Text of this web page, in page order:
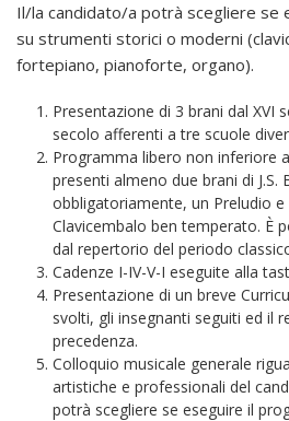
Il/la candidato/a potrà scegliere se
su strumenti storici o moderni
fortepiano, pianoforte, organo).
Presentazione di 3 brani dal XVI
secolo afferenti a tre scuole
Programma libero non inferiore
presenti almeno due brani di J.S.
obbligatoriamente, un Preludio
Clavicembalo ben temperato. È
dal repertorio del periodo
Cadenze I-IV-V-I eseguite alla
Presentazione di un breve
svolti, gli insegnanti seguiti ed il
precedenza.
Colloquio musicale generale
artistiche e professionali del
potrà scegliere se eseguire il